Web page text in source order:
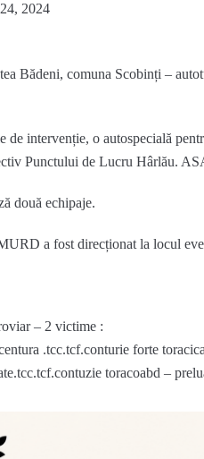
2024
Bădeni, comuna Scobinți –
de intervenție, o autospecială
Punctului de Lucru Hârlău.
două echipaje.
a fost direcționat la locul
– 2 victime :
.tcc.tcf.conturie forte
toracoabd –